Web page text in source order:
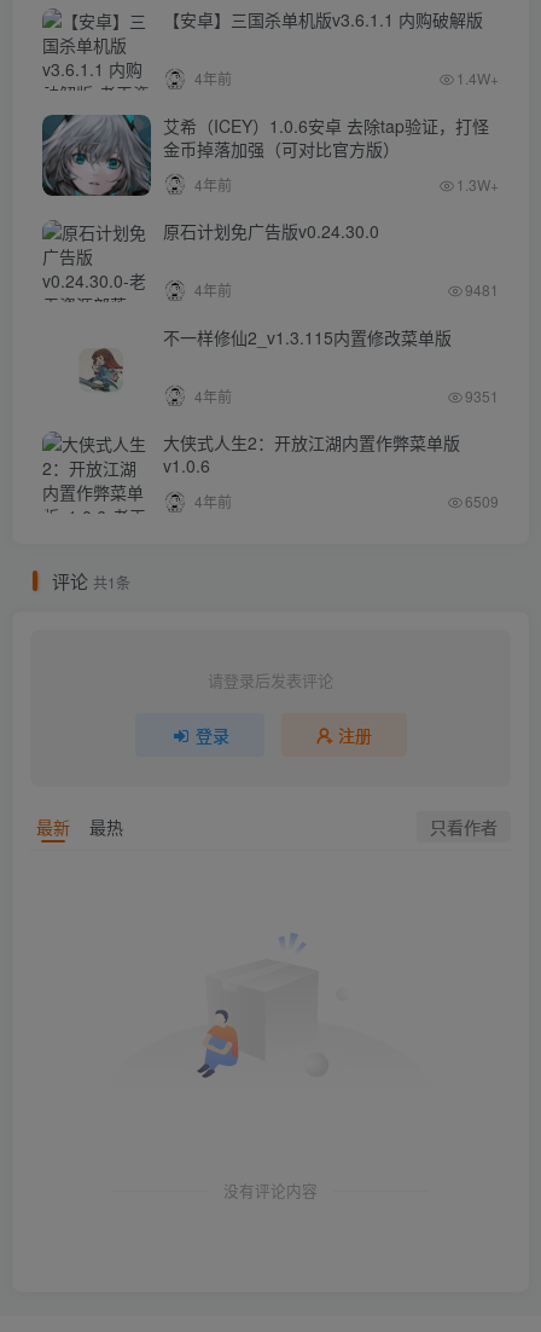
【安卓】三国杀单机版v3.6.1.1 内购破解版
4年前 1.4W+
艾希（ICEY）1.0.6安卓 去除tap验证，打怪
金币掉落加强（可对比官方版）
4年前 1.3W+
原石计划免广告版v0.24.30.0
4年前 9481
不一样修仙2_v1.3.115内置修改菜单版
4年前 9351
大侠式人生2：开放江湖内置作弊菜单版
v1.0.6
4年前 6509
评论 共1条
请登录后发表评论
登录 注册
最新 最热 只看作者
没有评论内容